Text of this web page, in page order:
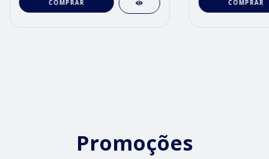
Promoções